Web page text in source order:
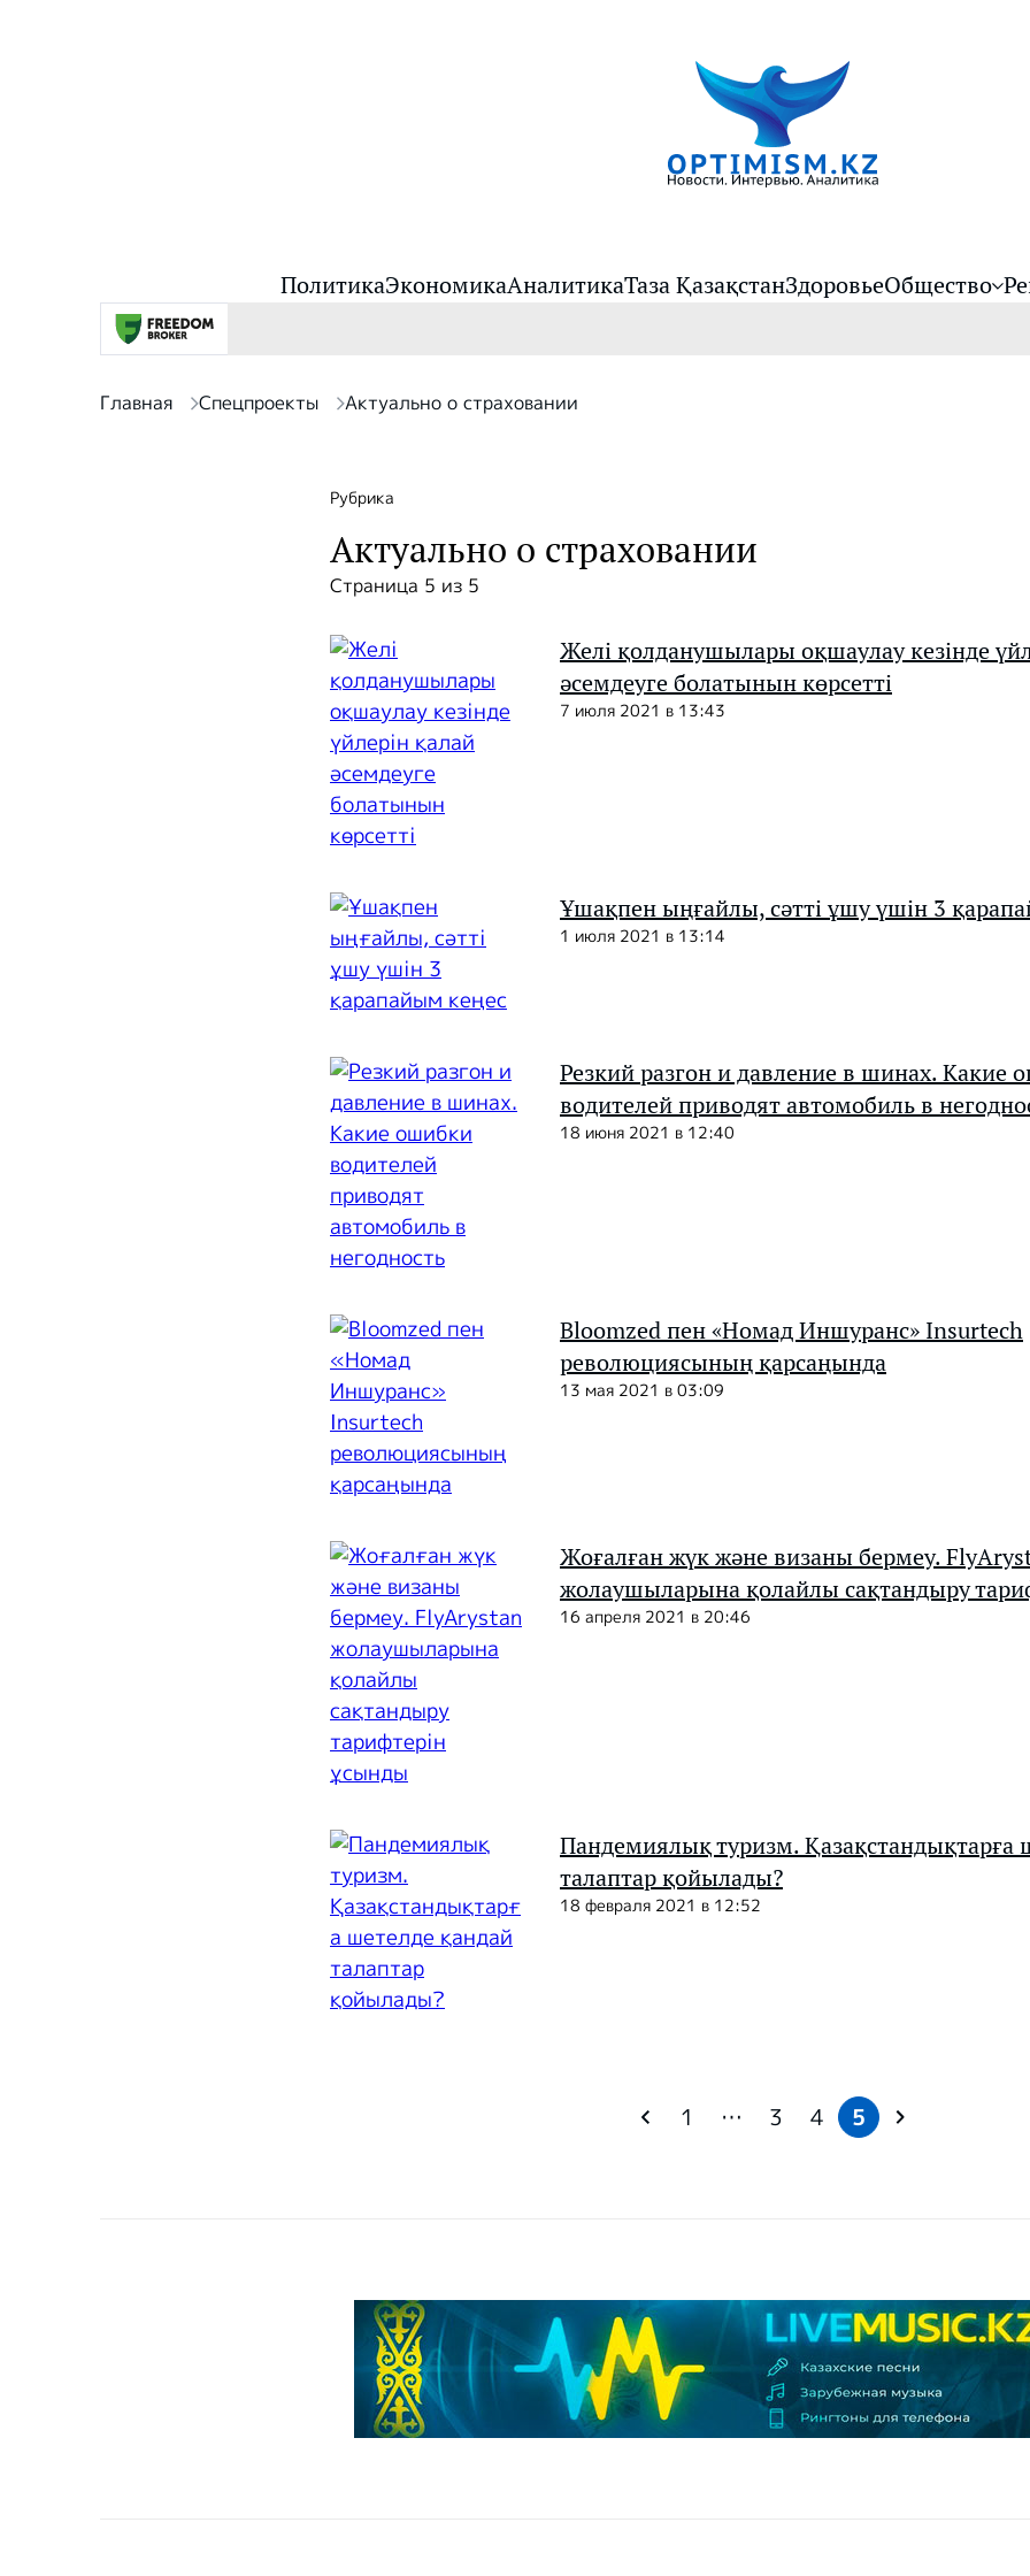
ПолитикаЭкономикаАналитикаТаза ҚазақстанЗдоровьеОбщество
Главная Спецпроекты Актуально о страховании
Рубрика
Актуально о страховании
Страница 5 из 5
Желі қолданушылары оқшаулау кезінде
әсемдеуге болатынын көрсетті
7 июля 2021 в 13:43
Ұшақпен ыңғайлы, сәтті ұшу үшін 3
1 июля 2021 в 13:14
Резкий разгон и давление в шинах. Какие
водителей приводят автомобиль в
18 июня 2021 в 12:40
Bloomzed пен «Номад Иншуранс» Insurtech
революциясының қарсаңында
13 мая 2021 в 03:09
Жоғалған жүк және визаны бермеу.
жолаушыларына қолайлы сақтандыру
16 апреля 2021 в 20:46
Пандемиялық туризм. Қазақстандықтарға
талаптар қойылады?
18 февраля 2021 в 12:52
1 … 3 4 5